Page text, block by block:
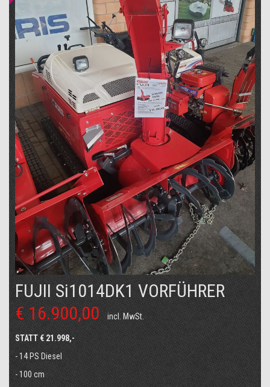
FUJII Si1014DK1 VORFÜHRER
€ 16.900,00
incl. MwSt.
STATT € 21.998,-
- 14 PS Diesel
- 100 cm